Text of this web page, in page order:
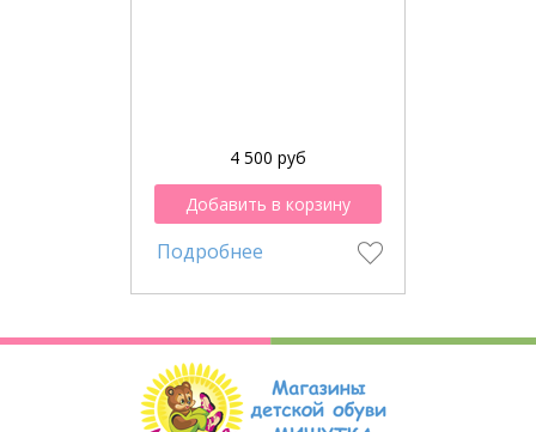
4 500 руб
Добавить в корзину
Подробнее